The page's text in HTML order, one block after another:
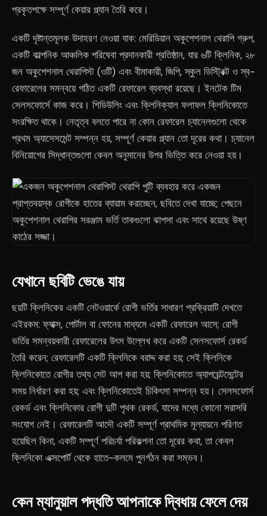
প্রকৃতপক্ষে সম্পূর্ণ কেয়ার প্ল্যান তৈরি করে।
একটি দৃষ্টান্তমূলক উদাহরণ নেওয়া যাক: মেরিডিয়ান অকুপেশনাল থেরাপি গ্রুপ,
একটি কাল্পনিক আঞ্চলিক পরিষেবা প্রদানকারী প্রতিষ্ঠান, যার ৬টি ক্লিনিক, ২৮
জন অকুপেশনাল থেরাপিস্ট (ওটি) এবং বীমাকারী, জিপি, স্কুল ডিস্ট্রিক্ট ও স্ব-
রেফারেলের সমন্বয়ে গঠিত একটি রেফারেল ব্যবস্থা রয়েছে। ইনটেক টিম
সেলসফোর্সে কাজ করে। শিডিউলিং এবং ক্লিনিক্যাল ফলাফল ক্লিনিকোতে
সংরক্ষিত থাকে। নেতৃত্ব বলতে পারে না কোন রেফারেল চ্যানেলগুলো থেকে
প্রথম অ্যাসেসমেন্ট সম্পন্ন হয়, সম্পূর্ণ কেয়ার প্ল্যান তো দূরের কথা। চ্যানেল
বিনিয়োগের সিদ্ধান্তগুলো কেবল অনুমানের উপর ভিত্তি করে নেওয়া হয়।
যেখানে ছবিটি ভেঙে যায়
ছয়টি ক্লিনিকের একটি নেটওয়ার্কে রোগী ভর্তির সাধারণ প্রক্রিয়াটি দেখতে
এইরকম: ফ্যাক্স, পোর্টাল বা ফোনের মাধ্যমে একটি রেফারেল আসে; রোগী
ভর্তির সমন্বয়কারী রেফারেলের উৎস উল্লেখ করে একটি সেলসফোর্স রেকর্ড
তৈরি করেন; রেফারেলটি একটি ক্লিনিকে বরাদ্দ করা হয়; সেই ক্লিনিকে
ক্লিনিকোতে রোগীর তথ্য সেট আপ করা হয়; ক্লিনিকোতে অ্যাপয়েন্টমেন্টের
সময় নির্ধারণ করা হয়; এবং ক্লিনিকোতেই চিকিৎসা সম্পন্ন হয়। সেলসফোর্স
রেকর্ড এবং ক্লিনিকোর রোগী দুটি পৃথক রেকর্ড, যাদের মধ্যে কোনো সরাসরি
সংযোগ নেই। রেফারেলটি আদৌ একটি সম্পূর্ণ প্রাথমিক মূল্যায়নে পরিণত
হয়েছিল কিনা, একটি সম্পূর্ণ পরিচর্যা পরিকল্পনা তো দূরের কথা, তা কেবল
ক্লিনিকো এক্সপোর্ট থেকে হাতে-কলমে পুনর্গঠন করা সম্ভব।
কেন ম্যানুয়াল পদ্ধতি আপনাকে দ্বিধায় ফেলে দেয়